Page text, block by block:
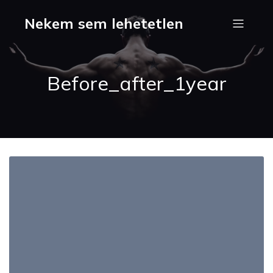
Nekem sem lehetetlen
Before_after_1year